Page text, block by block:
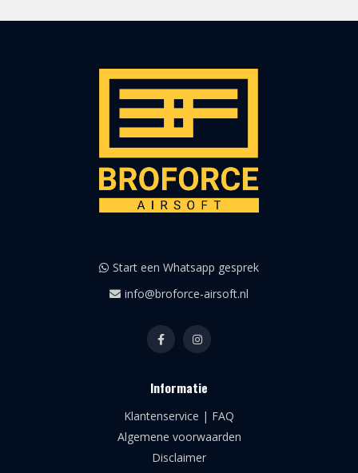
Start een Whatsapp gesprek
info@broforce-airsoft.nl
Informatie
Klantenservice | FAQ
Algemene voorwaarden
Disclaimer